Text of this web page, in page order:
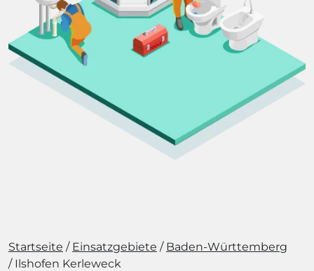
Startseite Einsatzgebiete
Baden-Württemberg
Ilshofen Kerleweck